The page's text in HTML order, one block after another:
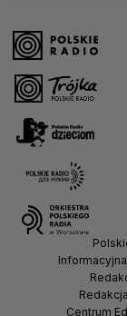
Centrum